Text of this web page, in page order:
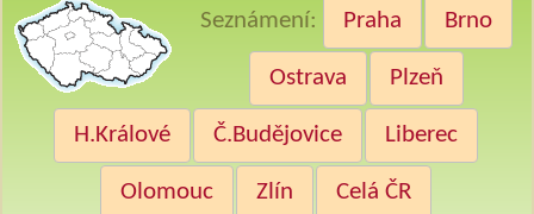
Seznámení: Praha Brno
Ostrava Plzeň
H.Králové Č.Budějovice Liberec
Olomouc Zlín Celá ČR